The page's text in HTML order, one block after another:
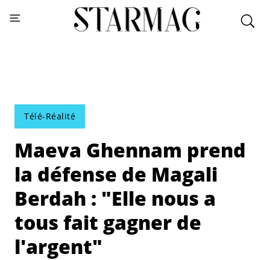
Télé-Réalité
Maeva Ghennam prend
la défense de Magali
Berdah : "Elle nous a
tous fait gagner de
l'argent"